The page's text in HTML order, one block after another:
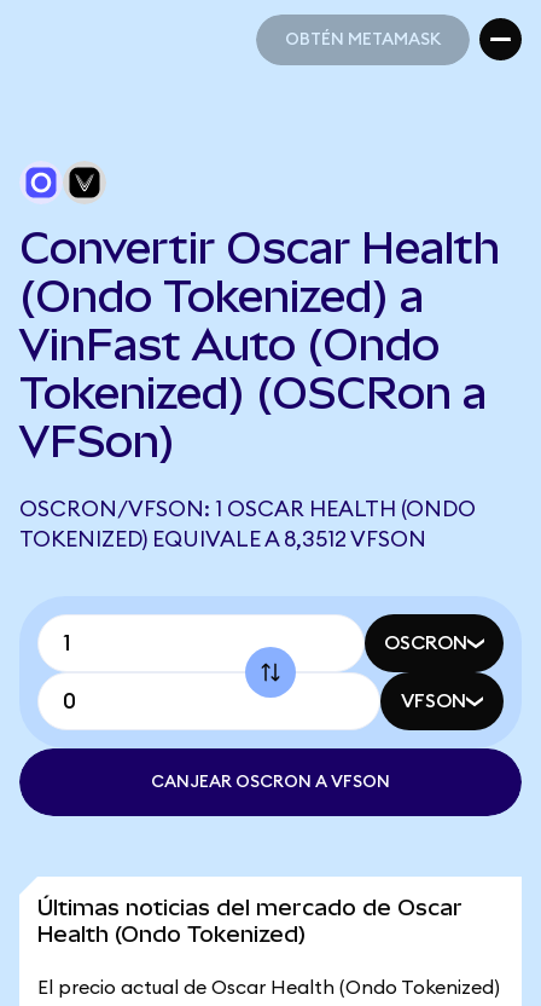
OBTÉN METAMASK
Convertir Oscar Health
(Ondo Tokenized) a
VinFast Auto (Ondo
Tokenized) (OSCRon a
VFSon)
OSCRON/VFSON: 1 OSCAR HEALTH (ONDO
TOKENIZED) EQUIVALE A 8,3512 VFSON
OSCRON
VFSON
CANJEAR OSCRON A VFSON
Últimas noticias del mercado de Oscar
Health (Ondo Tokenized)
El precio actual de Oscar Health (Ondo Tokenized)